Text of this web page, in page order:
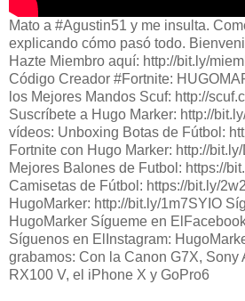
Mato a #Agustin51 y me insulta.
explicando cómo pasó todo.
Hazte Miembro aquí: http://bit.ly/
Código Creador #Fortnite:
los Mejores Mandos Scuf: http://
Suscríbete a Hugo Marker: http://
vídeos: Unboxing Botas de Fútbol:
Fortnite con Hugo Marker: http://
Mejores Balones de Futbol: https://
Camisetas de Fútbol: https://bit.ly/
HugoMarker: http://bit.ly/1m7SYIO
HugoMarker Sígueme en
Síguenos en ElInstagram:
grabamos: Con la Canon G7X, Sony
RX100 V, el iPhone X y GoPro6